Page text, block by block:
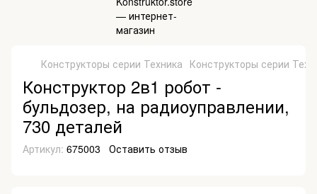
Конструкторы серии Техника Конструкторы серии
Конструктор 2в1 робот -
бульдозер, на радиоуправлении,
730 деталей
Артикул: 675003 Оставить отзыв